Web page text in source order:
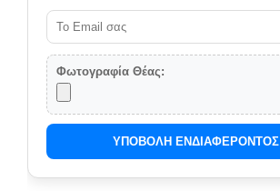
Φωτογραφία Θέας:
ΥΠΟΒΟΛΗ ΕΝΔΙΑΦΕΡΟΝΤΟΣ